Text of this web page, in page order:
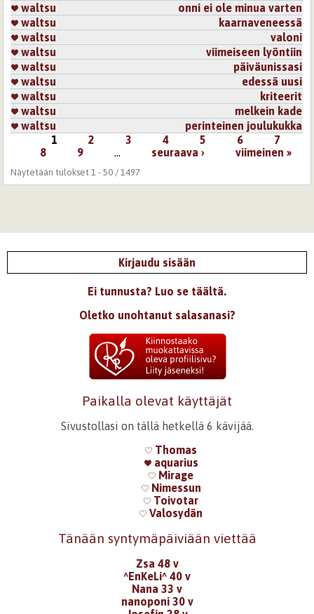
waltsu
onni ei ole minua varten
waltsu
kaarnaveneessä
waltsu
valoni
waltsu
viimeiseen lyöntiin
waltsu
päiväunissasi
waltsu
edessä uusi
waltsu
kriteerit
waltsu
melkein kade
waltsu
perinteinen joulukukka
1 2 3 4 5 6
7
8
9 … seuraava › viimeinen »
Näytetään tulokset 1 - 50 / 1497
Kirjaudu sisään
Ei tunnusta? Luo se täältä.
Oletko unohtanut salasanasi?
Paikalla olevat käyttäjät
Sivustollasi on tällä hetkellä 6 kävijää.
Thomas
aquarius
Mirage
Nimessun
Toivotar
Valosydän
Tänään syntymäpäiviään viettää
Zsa 48 v
^EnKeLi^ 40 v
Nana 33 v
nanoponi 30 v